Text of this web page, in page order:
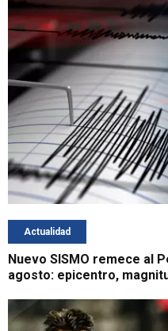
Actualidad
Nuevo SISMO remece al
agosto: epicentro,